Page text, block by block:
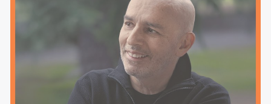
Ligue bernoise contre le cancer
Ligue fribourgeoise contre le cancer
Ligue genevoise contre le cancer
Krebsliga Graubünden
Ligue jurassienne contre le cancer